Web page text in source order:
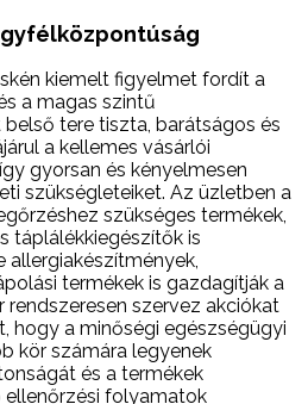
kiemelt figyelmet fordít a
a magas szintű
tere tiszta, barátságos és
a kellemes vásárlói
gyorsan és kényelmesen
szükségleteiket. Az üzletben a
szükséges termékek,
táplálékkiegészítők is
termékek is gazdagítják a
szervez akciókat
hogy a minőségi egészségügyi
kör számára legyenek
és a termékek
folyamatok